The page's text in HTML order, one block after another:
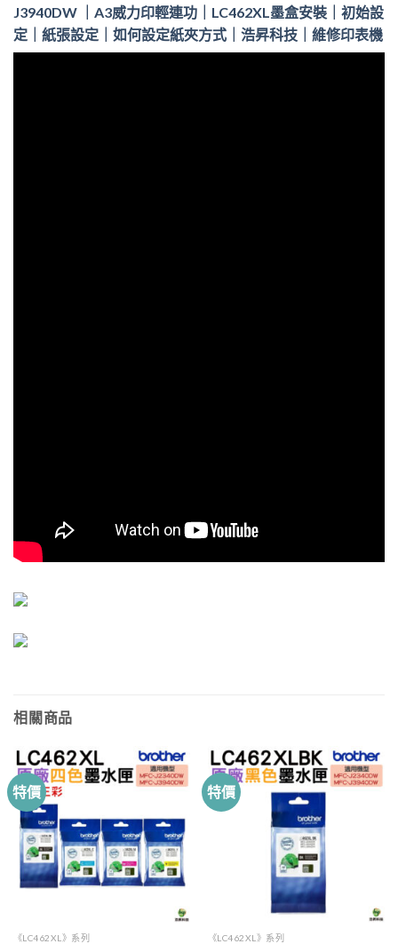
J3940DW ｜A3威力印輕連功｜LC462XL墨盒安裝｜初始設
定｜紙張設定｜如何設定紙夾方式｜浩昇科技｜維修印表機
相關商品
特價
《LC462XL》系列
特價
《LC462XL》系列